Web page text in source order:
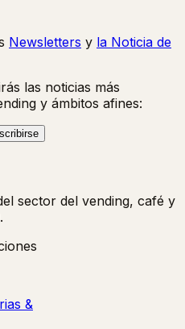
Newsletters y la Noticia de
las noticias más
y ámbitos afines:
sector del vending, café y
&